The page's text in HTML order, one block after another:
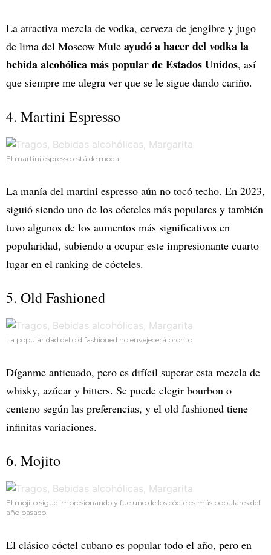
La atractiva mezcla de vodka, cerveza de jengibre y jugo
de lima del Moscow Mule ayudó a hacer del vodka la
bebida alcohólica más popular de Estados Unidos, así
que siempre me alegra ver que se le sigue dando cariño.
4. Martini Espresso
El martini espresso está de moda.
La manía del martini espresso aún no tocó techo. En 2023,
siguió siendo uno de los cócteles más populares y también
tuvo algunos de los aumentos más significativos en
popularidad, subiendo a ocupar este impresionante cuarto
lugar en el ranking de cócteles.
5. Old Fashioned
La popularidad del old fashioned no envejecerá pronto.
Díganme anticuado, pero es difícil superar esta mezcla de
whisky, azúcar y bitters. Se puede elegir bourbon o
centeno según las preferencias, y el old fashioned tiene
infinitas variaciones.
6. Mojito
El mojito sigue impresionando y fue uno de los cócteles más populares del
año pasado.
El clásico cóctel cubano es popular todo el año, pero en